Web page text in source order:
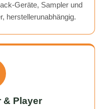
Geräte, Sampler und
herstellerunabhängig.
& Player